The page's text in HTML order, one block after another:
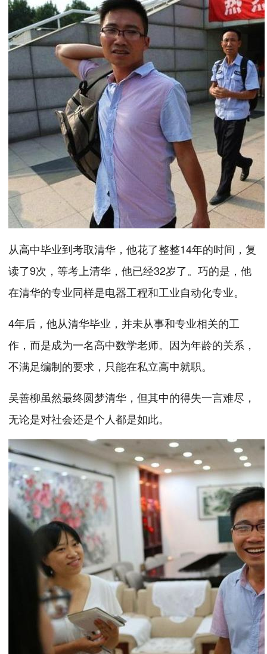
从高中毕业到考取清华，他花了整整14年的时间，复
读了9次，等考上清华，他已经32岁了。巧的是，他
在清华的专业同样是电器工程和工业自动化专业。
4年后，他从清华毕业，并未从事和专业相关的工
作，而是成为一名高中数学老师。因为年龄的关系，
不满足编制的要求，只能在私立高中就职。
吴善柳虽然最终圆梦清华，但其中的得失一言难尽，
无论是对社会还是个人都是如此。